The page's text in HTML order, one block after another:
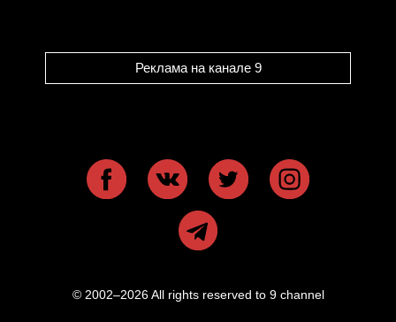
Реклама на канале 9
© 2002–2026 All rights reserved to 9 channel